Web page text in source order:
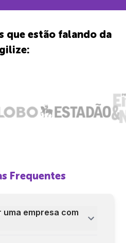
que estão falando da
Frequentes
empresa com